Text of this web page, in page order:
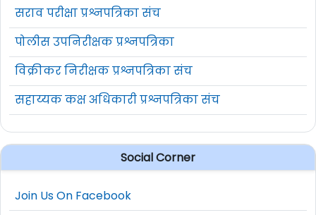
सराव परीक्षा प्रश्नपत्रिका संच
पोलीस उपनिरीक्षक प्रश्नपत्रिका
विक्रीकर निरीक्षक प्रश्नपत्रिका संच
सहाय्यक कक्ष अधिकारी प्रश्नपत्रिका संच
Social Corner
Join Us On Facebook